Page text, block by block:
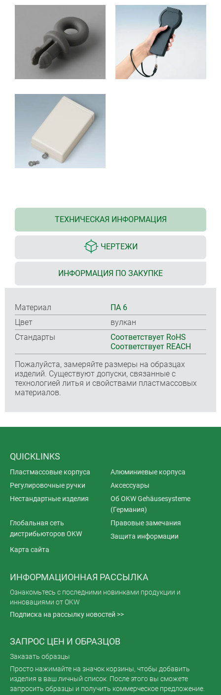
ТЕХНИЧЕСКАЯ ИНФОРМАЦИЯ
ЧЕРТЕЖИ
ИНФОРМАЦИЯ ПО ЗАКУПКЕ
Материал
ПА 6
Цвет
вулкан
Стандарты
Соответствует RoHS
Соответствует REACH
Пожалуйста, замеряйте размеры на образцах
изделий. Существуют допуски, связанные с
технологией литья и свойствами пластмассовых
материалов.
QUICKLINKS
Пластмассовые корпуса
Алюминиевые корпуса
Регулировочные ручки
Аксессуары
Нестандартные изделия
Об OKW Gehäusesysteme
(Германия)
Глобальная сеть
дистрибьюторов OKW
Правовые замечания
Защита информации
Карта сайта
ИНФОРМАЦИОННАЯ РАССЫЛКА
Ознакомьтесь с последними новинками продукции и
инновациями от OKW
Подписка на рассылку новостей >>
ЗАПРОС ЦЕН И ОБРАЗЦОВ
Заказать образцы
Просто нажимайте на значок корзины, чтобы добавить
изделия в ваш личный список. После этого вы сможете
запросить образцы и получить коммерческое предложение.